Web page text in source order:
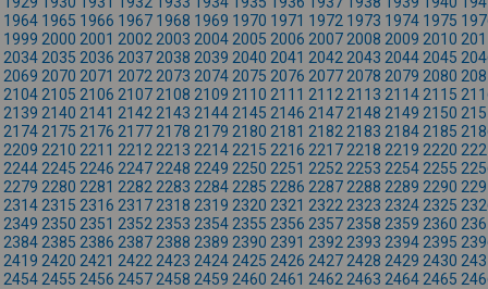
1964 1965 1966 1967 1968 1969 1970 1971 1972 1973 1974 1975
1999 2000 2001 2002 2003 2004 2005 2006 2007 2008 2009 2010
2034 2035 2036 2037 2038 2039 2040 2041 2042 2043 2044 2045
2069 2070 2071 2072 2073 2074 2075 2076 2077 2078 2079 2080
2104 2105 2106 2107 2108 2109 2110 2111 2112 2113 2114 2115
2139 2140 2141 2142 2143 2144 2145 2146 2147 2148 2149 2150
2174 2175 2176 2177 2178 2179 2180 2181 2182 2183 2184 2185
2209 2210 2211 2212 2213 2214 2215 2216 2217 2218 2219 2220
2244 2245 2246 2247 2248 2249 2250 2251 2252 2253 2254 2255
2279 2280 2281 2282 2283 2284 2285 2286 2287 2288 2289 2290
2314 2315 2316 2317 2318 2319 2320 2321 2322 2323 2324 2325
2349 2350 2351 2352 2353 2354 2355 2356 2357 2358 2359 2360
2384 2385 2386 2387 2388 2389 2390 2391 2392 2393 2394 2395
2419 2420 2421 2422 2423 2424 2425 2426 2427 2428 2429 2430
2454 2455 2456 2457 2458 2459 2460 2461 2462 2463 2464 2465